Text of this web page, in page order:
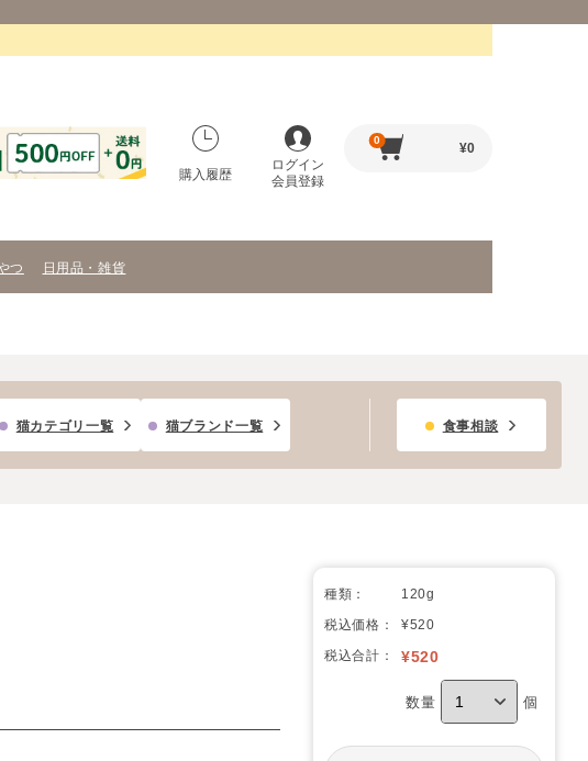
購入履歴
ログイン
会員登録
0
¥0
つ 日用品・雑貨
猫カテゴリ一覧 猫ブランド一覧 食事相談
種類：
120g
税込価格：
¥520
税込合計：
¥520
数量 個